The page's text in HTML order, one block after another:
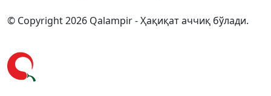
© Copyright 2026 Qalampir - Ҳақиқат аччиқ бўлади.